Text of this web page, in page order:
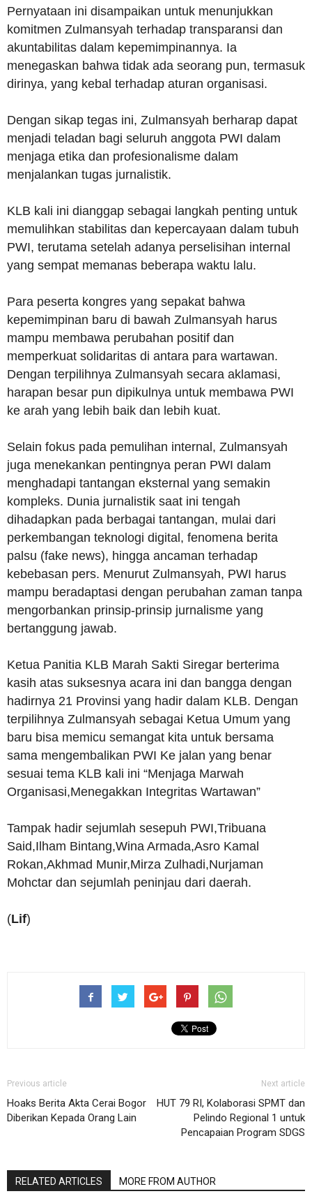
Pernyataan ini disampaikan untuk menunjukkan
komitmen Zulmansyah terhadap transparansi dan
akuntabilitas dalam kepemimpinannya. Ia
menegaskan bahwa tidak ada seorang pun, termasuk
dirinya, yang kebal terhadap aturan organisasi.
Dengan sikap tegas ini, Zulmansyah berharap dapat
menjadi teladan bagi seluruh anggota PWI dalam
menjaga etika dan profesionalisme dalam
menjalankan tugas jurnalistik.
KLB kali ini dianggap sebagai langkah penting untuk
memulihkan stabilitas dan kepercayaan dalam tubuh
PWI, terutama setelah adanya perselisihan internal
yang sempat memanas beberapa waktu lalu.
Para peserta kongres yang sepakat bahwa
kepemimpinan baru di bawah Zulmansyah harus
mampu membawa perubahan positif dan
memperkuat solidaritas di antara para wartawan.
Dengan terpilihnya Zulmansyah secara aklamasi,
harapan besar pun dipikulnya untuk membawa PWI
ke arah yang lebih baik dan lebih kuat.
Selain fokus pada pemulihan internal, Zulmansyah
juga menekankan pentingnya peran PWI dalam
menghadapi tantangan eksternal yang semakin
kompleks. Dunia jurnalistik saat ini tengah
dihadapkan pada berbagai tantangan, mulai dari
perkembangan teknologi digital, fenomena berita
palsu (fake news), hingga ancaman terhadap
kebebasan pers. Menurut Zulmansyah, PWI harus
mampu beradaptasi dengan perubahan zaman tanpa
mengorbankan prinsip-prinsip jurnalisme yang
bertanggung jawab.
Ketua Panitia KLB Marah Sakti Siregar berterima
kasih atas suksesnya acara ini dan bangga dengan
hadirnya 21 Provinsi yang hadir dalam KLB. Dengan
terpilihnya Zulmansyah sebagai Ketua Umum yang
baru bisa memicu semangat kita untuk bersama
sama mengembalikan PWI Ke jalan yang benar
sesuai tema KLB kali ini “Menjaga Marwah
Organisasi,Menegakkan Integritas Wartawan”
Tampak hadir sejumlah sesepuh PWI,Tribuana
Said,Ilham Bintang,Wina Armada,Asro Kamal
Rokan,Akhmad Munir,Mirza Zulhadi,Nurjaman
Mohctar dan sejumlah peninjau dari daerah.
(Lif)
Previous article
Hoaks Berita Akta Cerai Bogor
Diberikan Kepada Orang Lain
Next article
HUT 79 RI, Kolaborasi SPMT dan
Pelindo Regional 1 untuk
Pencapaian Program SDGS
RELATED ARTICLES MORE FROM AUTHOR